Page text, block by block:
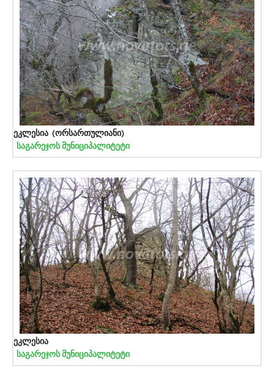
ეკლესია (ორსართულიანი)
საგარეჯოს მუნიციპალიტეტი
ეკლესია
საგარეჯოს მუნიციპალიტეტი